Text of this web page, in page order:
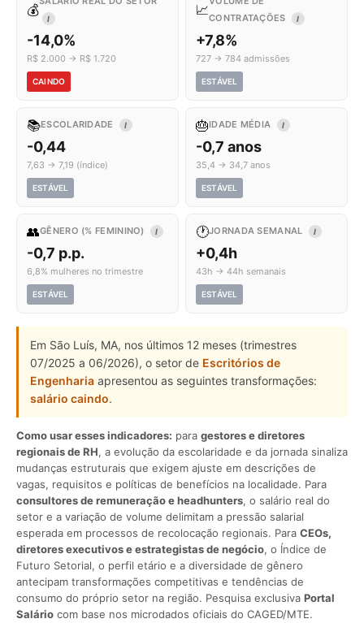
💰
I
-14,0%
R$ 2.000 → R$ 1.720
CAINDO
📈CONTRATAÇÕES
I
+7,8%
727 → 784 admissões
ESTÁVEL
📚ESCOLARIDADE I
-0,44
7,63 → 7,19 (índice)
ESTÁVEL
🎂IDADE MÉDIA I
-0,7 anos
35,4 → 34,7 anos
ESTÁVEL
👥GÊNERO (% FEMININO) I
-0,7 p.p.
6,8% mulheres no trimestre
ESTÁVEL
🕐JORNADA SEMANAL I
+0,4h
43h → 44h semanais
ESTÁVEL
Em São Luís, MA, nos últimos 12 meses (trimestres
07/2025 a 06/2026), o setor de Escritórios de
Engenharia apresentou as seguintes transformações:
salário caindo.
Como usar esses indicadores: para gestores e diretores
regionais de RH, a evolução da escolaridade e da jornada sinaliza
mudanças estruturais que exigem ajuste em descrições de
vagas, requisitos e políticas de benefícios na localidade. Para
consultores de remuneração e headhunters, o salário real do
setor e a variação de volume delimitam a pressão salarial
esperada em processos de recolocação regionais. Para CEOs,
diretores executivos e estrategistas de negócio, o Índice de
Futuro Setorial, o perfil etário e a diversidade de gênero
antecipam transformações competitivas e tendências de
consumo do próprio setor na região. Pesquisa exclusiva Portal
Salário com base nos microdados oficiais do CAGED/MTE.